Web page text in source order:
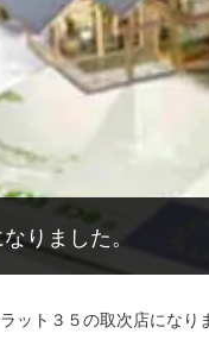
りました。
ット３５の取次店にな